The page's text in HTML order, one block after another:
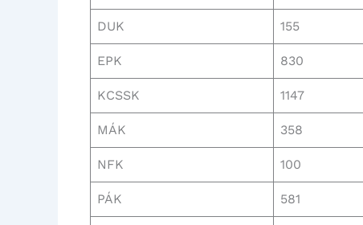
DUK 155
EPK 830
KCSSK 1147
MÁK 358
NFK 100
PÁK 581